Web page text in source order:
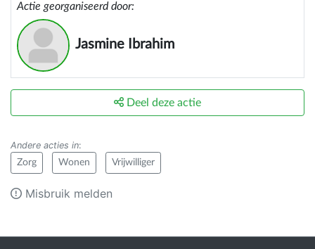
Actie georganiseerd door:
Jasmine Ibrahim
Deel deze actie
Andere acties in:
Zorg Wonen Vrijwilliger
Misbruik melden